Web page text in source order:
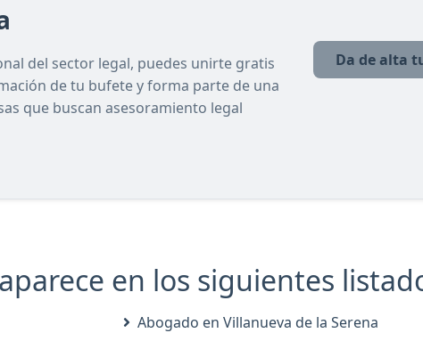
del sector legal, puedes unirte gratis
de tu bufete y forma parte de una
que buscan asesoramiento legal
Da de alta
en los siguientes
Abogado en Villanueva de la Serena